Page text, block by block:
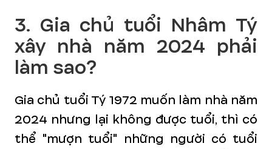
3. Gia chủ tuổi Nhâm Tý
xây nhà năm 2024 phải
làm sao?
Gia chủ tuổi Tý 1972 muốn làm nhà năm
2024 nhưng lại không được tuổi, thì có
thể "mượn tuổi" những người có tuổi